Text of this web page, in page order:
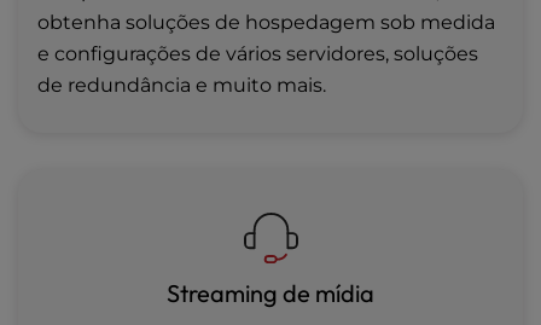
obtenha soluções de hospedagem sob medida
e configurações de vários servidores, soluções
de redundância e muito mais.
Streaming de mídia